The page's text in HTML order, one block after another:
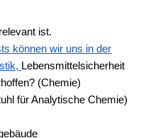
ist.
können wir uns in der
Lebensmittelsicherheit
(Chemie)
für Analytische Chemie)